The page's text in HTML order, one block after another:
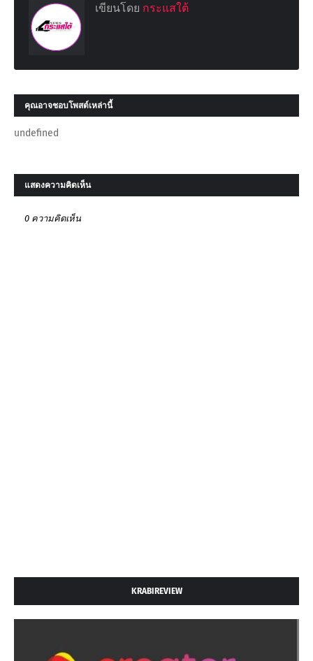
เขียนโดย กระแสใต้
คุณอาจชอบโพสต์เหล่านี้
undefined
แสดงความคิดเห็น
0 ความคิดเห็น
KRABIREVIEW